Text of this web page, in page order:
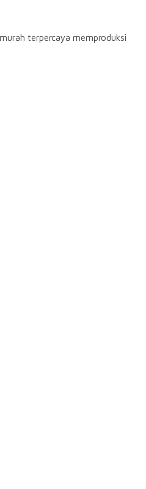
terpercaya memproduksi